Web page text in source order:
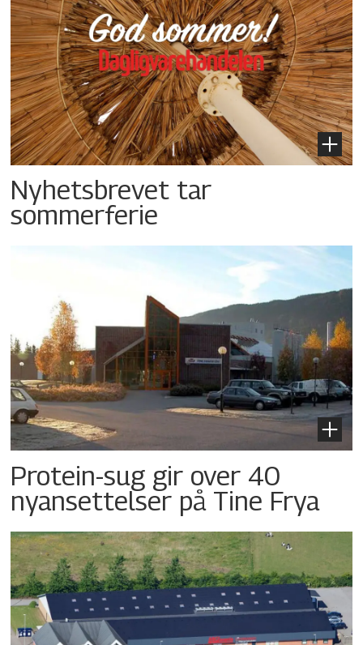
Nyhetsbrevet tar
sommerferie
Protein-sug gir over 40
nyansettelser på Tine Frya